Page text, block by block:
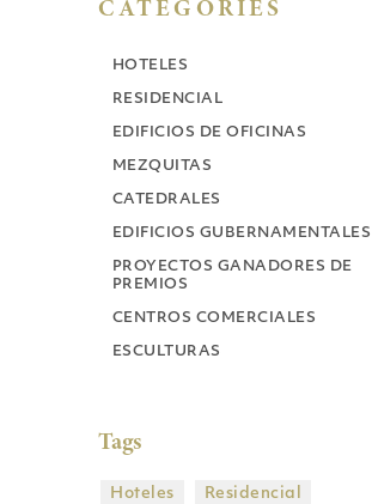
CATEGORIES
HOTELES
RESIDENCIAL
EDIFICIOS DE OFICINAS
MEZQUITAS
CATEDRALES
EDIFICIOS GUBERNAMENTALES
PROYECTOS GANADORES DE
PREMIOS
CENTROS COMERCIALES
ESCULTURAS
Tags
Hoteles Residencial